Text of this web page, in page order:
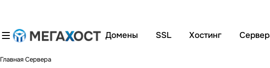
Домены SSL Хостинг
Главная Сервера